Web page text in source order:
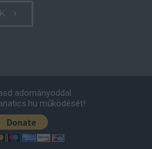
adományoddal
működését!